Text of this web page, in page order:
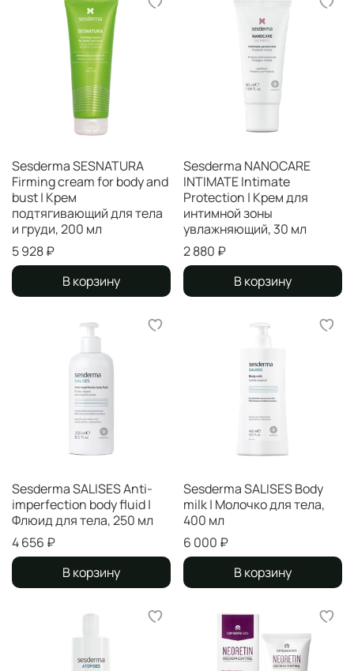
Sesderma SESNATURA
Firming cream for body and
bust | Крем
подтягивающий для тела
и груди, 200 мл
5 928 ₽
В корзину
Sesderma NANOCARE
INTIMATE Intimate
Protection | Крем для
интимной зоны
увлажняющий, 30 мл
2 880 ₽
В корзину
Sesderma SALISES Anti-
imperfection body fluid |
Флюид для тела, 250 мл
4 656 ₽
В корзину
Sesderma SALISES Body
milk | Молочко для тела,
400 мл
6 000 ₽
В корзину